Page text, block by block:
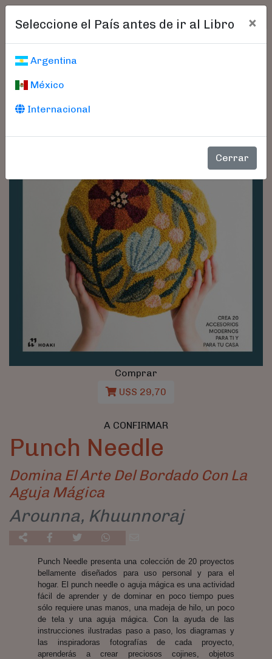
Seleccione el País antes de ir al Libro ×
Argentina
México
Internacional
Cerrar
Comprar
U$S 29,70
A CONFIRMAR
Punch Needle
Domina El Arte Del Bordado Con La
Aguja Mágica
Arounna, Khuunnoraj
Punch Needle presenta una colección de 20 proyectos
bellamente diseñados para uso personal y para el
hogar. El punch needle o aguja mágica es una actividad
fácil de aprender y de dominar en poco tiempo pues
sólo requiere unas manos, una madeja de hilo, un poco
de tela y una aguja mágica. Con la ayuda de las
instrucciones ilustradas paso a paso, los diagramas y
las inspiradoras fotografías de cada proyecto,
aprenderás a crear preciosos cojines, objetos